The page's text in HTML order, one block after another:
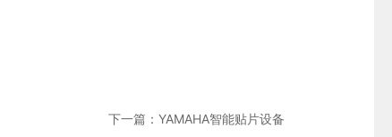
下一篇：YAMAHA智能贴片设备